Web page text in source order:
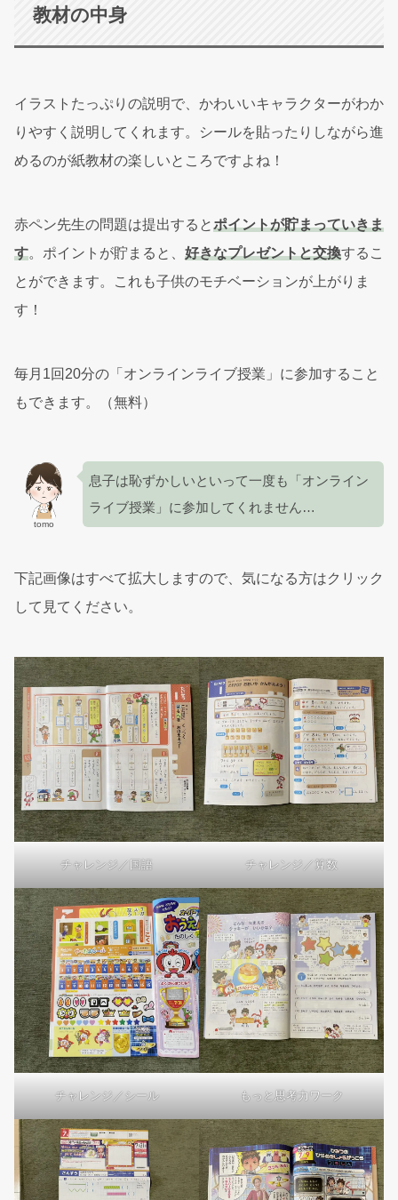
教材の中身
イラストたっぷりの説明で、かわいいキャラクターがわか
りやすく説明してくれます。シールを貼ったりしながら進
めるのが紙教材の楽しいところですよね！
赤ペン先生の問題は提出するとポイントが貯まっていきま
す。ポイントが貯まると、 好きなプレゼントと交換するこ
とができます。これも子供のモチベーションが上がりま
す！
毎月1回20分の「オンラインライブ授業」に参加すること
もできます。（無料）
tomo
息子は恥ずかしいといって一度も「オンライン
ライブ授業」に参加してくれません…
下記画像はすべて拡大しますので、気になる方はクリック
して見てください。
チャレンジ／国語 チャレンジ／算数
チャレンジ／シール もっと思考力ワーク